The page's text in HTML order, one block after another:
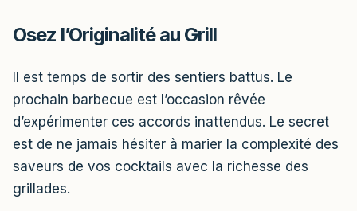
Osez l’Originalité au Grill
Il est temps de sortir des sentiers battus. Le
prochain barbecue est l’occasion rêvée
d’expérimenter ces accords inattendus. Le secret
est de ne jamais hésiter à marier la complexité des
saveurs de vos cocktails avec la richesse des
grillades.